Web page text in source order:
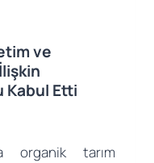
ve
Kabul Etti
organik tarım